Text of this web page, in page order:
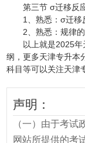
第三节 σ迁移反
1、熟悉：σ迁移
2、熟悉：规律的
以上就是2025年天
纲，更多天津专升本
科目等可以关注天津
声明：
（一）由于考试
网站所提供的考